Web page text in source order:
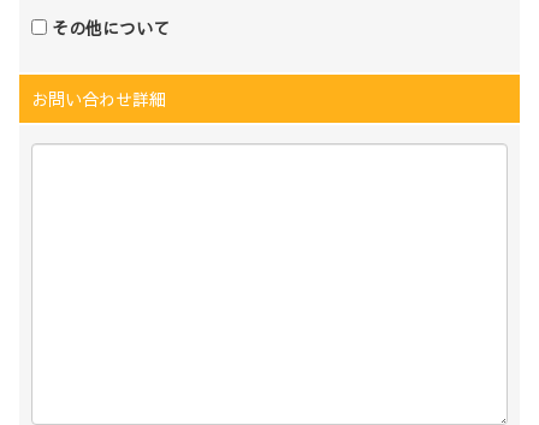
その他について
お問い合わせ詳細